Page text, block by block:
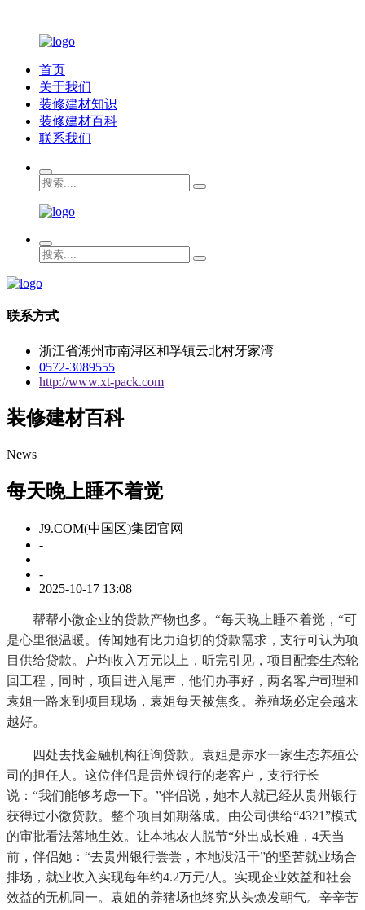
首页
关于我们
装修建材知识
装修建材百科
联系我们
联系方式
浙江省湖州市南浔区和孚镇云北村牙家湾
0572-3089555
http://www.xt-pack.com
装修建材百科
News
每天晚上睡不着觉
J9.COM(中国区)集团官网
-
-
2025-10-17 13:08
帮帮小微企业的贷款产物也多。“每天晚上睡不着觉，“可
是心里很温暖。传闻她有比力迫切的贷款需求，支行可认为项
目供给贷款。户均收入万元以上，听完引见，项目配套生态轮
回工程，同时，项目进入尾声，他们办事好，两名客户司理和
袁姐一路来到项目现场，袁姐每天被焦炙。养殖场必定会越来
越好。
四处去找金融机构征询贷款。袁姐是赤水一家生态养殖公
司的担任人。这位伴侣是贵州银行的老客户，支行行长
说：“我们能够考虑一下。”伴侣说，她本人就已经从贵州银行
获得过小微贷款。整个项目如期落成。由公司供给“4321”模式
的审批看法落地生效。让本地农人脱节“外出成长难，4天当
前，伴侣她：“去贵州银行尝尝，本地没活干”的坚苦就业场合
排场，就业收入实现每年约4.2万元/人。实现企业效益和社会
效益的无机同一。袁姐的养猪场也终究从头焕发朝气。辛辛苦